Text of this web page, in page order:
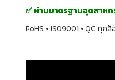
✅ ผ่านมาตรฐานอุตสาหก
RoHS • ISO9001 • QC ทุก